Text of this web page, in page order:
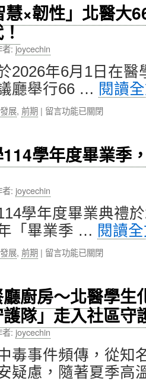
慧×韌性」北醫大
者: joycechin
2026年6月1日在醫
廳舉行66 … 閱讀
展, 前期 | 在
66．
智
慧
韌
性」
北
醫
大
66
校
慶，
迎
百
歲
人
生
留言功能已關閉
學年度畢業季
者: joycechin
學年度畢業典禮
「畢業季 … 閱讀
展, 前期 | 在
醫
學
大
114
學
年
度
留言功能已關閉
廚房～北醫學生
隊」走入社區守
者: joycechin
毒事件頻傳，從知
疑慮，隨著夏季